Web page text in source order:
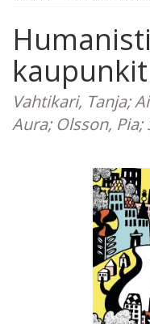
Vahtikari, Tanja;
Aura; Olsson, Pia;